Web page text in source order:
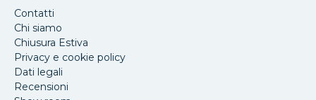
Contatti
Chi siamo
Chiusura Estiva
Privacy e cookie policy
Dati legali
Recensioni